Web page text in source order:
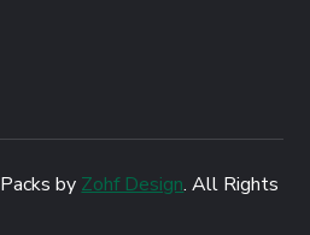
by Zohf Design. All Rights